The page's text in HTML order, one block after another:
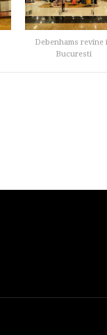
Debenhams revine
Bucuresti